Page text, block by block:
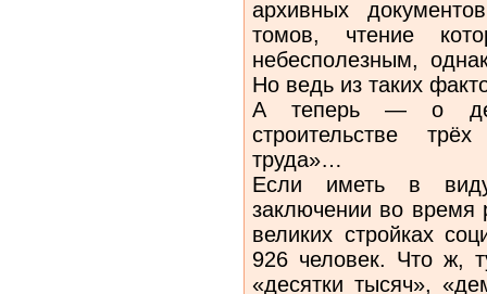
архивных
томов, чтение
небесполезным,
Но ведь из таких
А теперь — о
строительстве
труда»…
Если иметь в
заключении во время
великих стройках
926 человек. Что ж,
«десятки тысяч»,